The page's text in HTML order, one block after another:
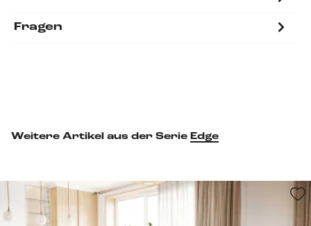
Fragen
Weitere Artikel aus der Serie Edge